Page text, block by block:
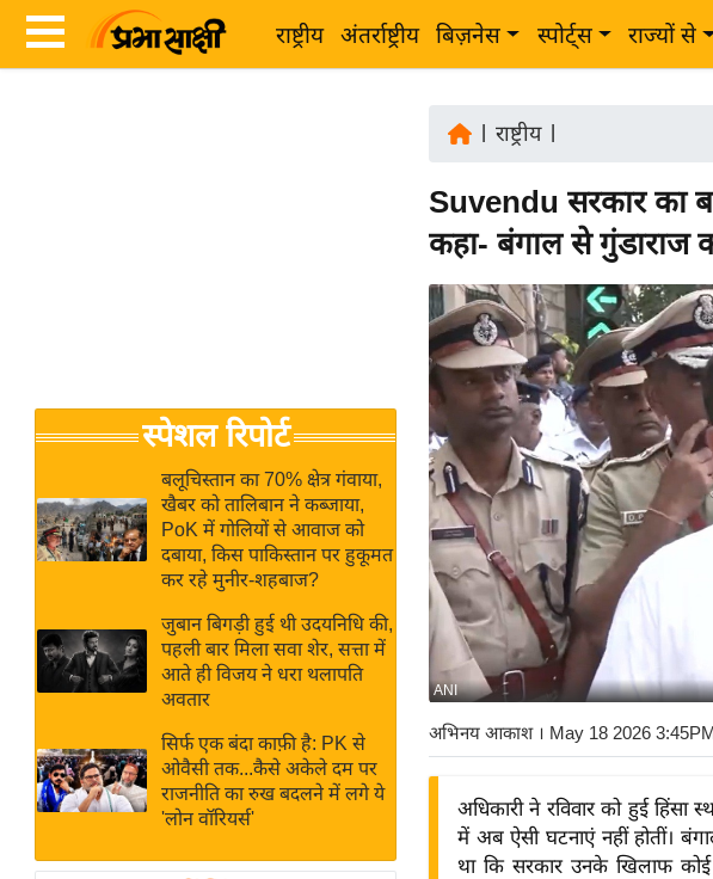
राष्ट्रीय अंतर्राष्ट्रीय बिज़नेस स्पोर्ट्स राज्यों से
Breaking
News in
Hindi
Hindi
Videos
जगत
राय
बजट
IPL
2026
ई-पेपर
मिसाल बेमिसाल
शख्सियत
यंग इंडिया
स्पेशल रिपोर्ट
बलूचिस्तान का 70% क्षेत्र गंवाया,
खैबर को तालिबान ने कब्जाया,
PoK में गोलियों से आवाज को
दबाया, किस पाकिस्तान पर हुकूमत
कर रहे मुनीर-शहबाज?
जुबान बिगड़ी हुई थी उदयनिधि की,
पहली बार मिला सवा शेर, सत्ता में
आते ही विजय ने धरा थलापति
अवतार
सिर्फ एक बंदा काफ़ी है: PK से
ओवैसी तक...कैसे अकेले दम पर
राजनीति का रुख बदलने में लगे ये
'लोन वॉरियर्स'
राष्ट्रीय|
Suvendu सरकार का
कहा- बंगाल से गुंडाराज
ANI
अभिनय आकाश। May 18 2026
अधिकारी ने रविवार को हुई हिंसा
में अब ऐसी घटनाएं नहीं होतीं।
था कि सरकार उनके खिलाफ